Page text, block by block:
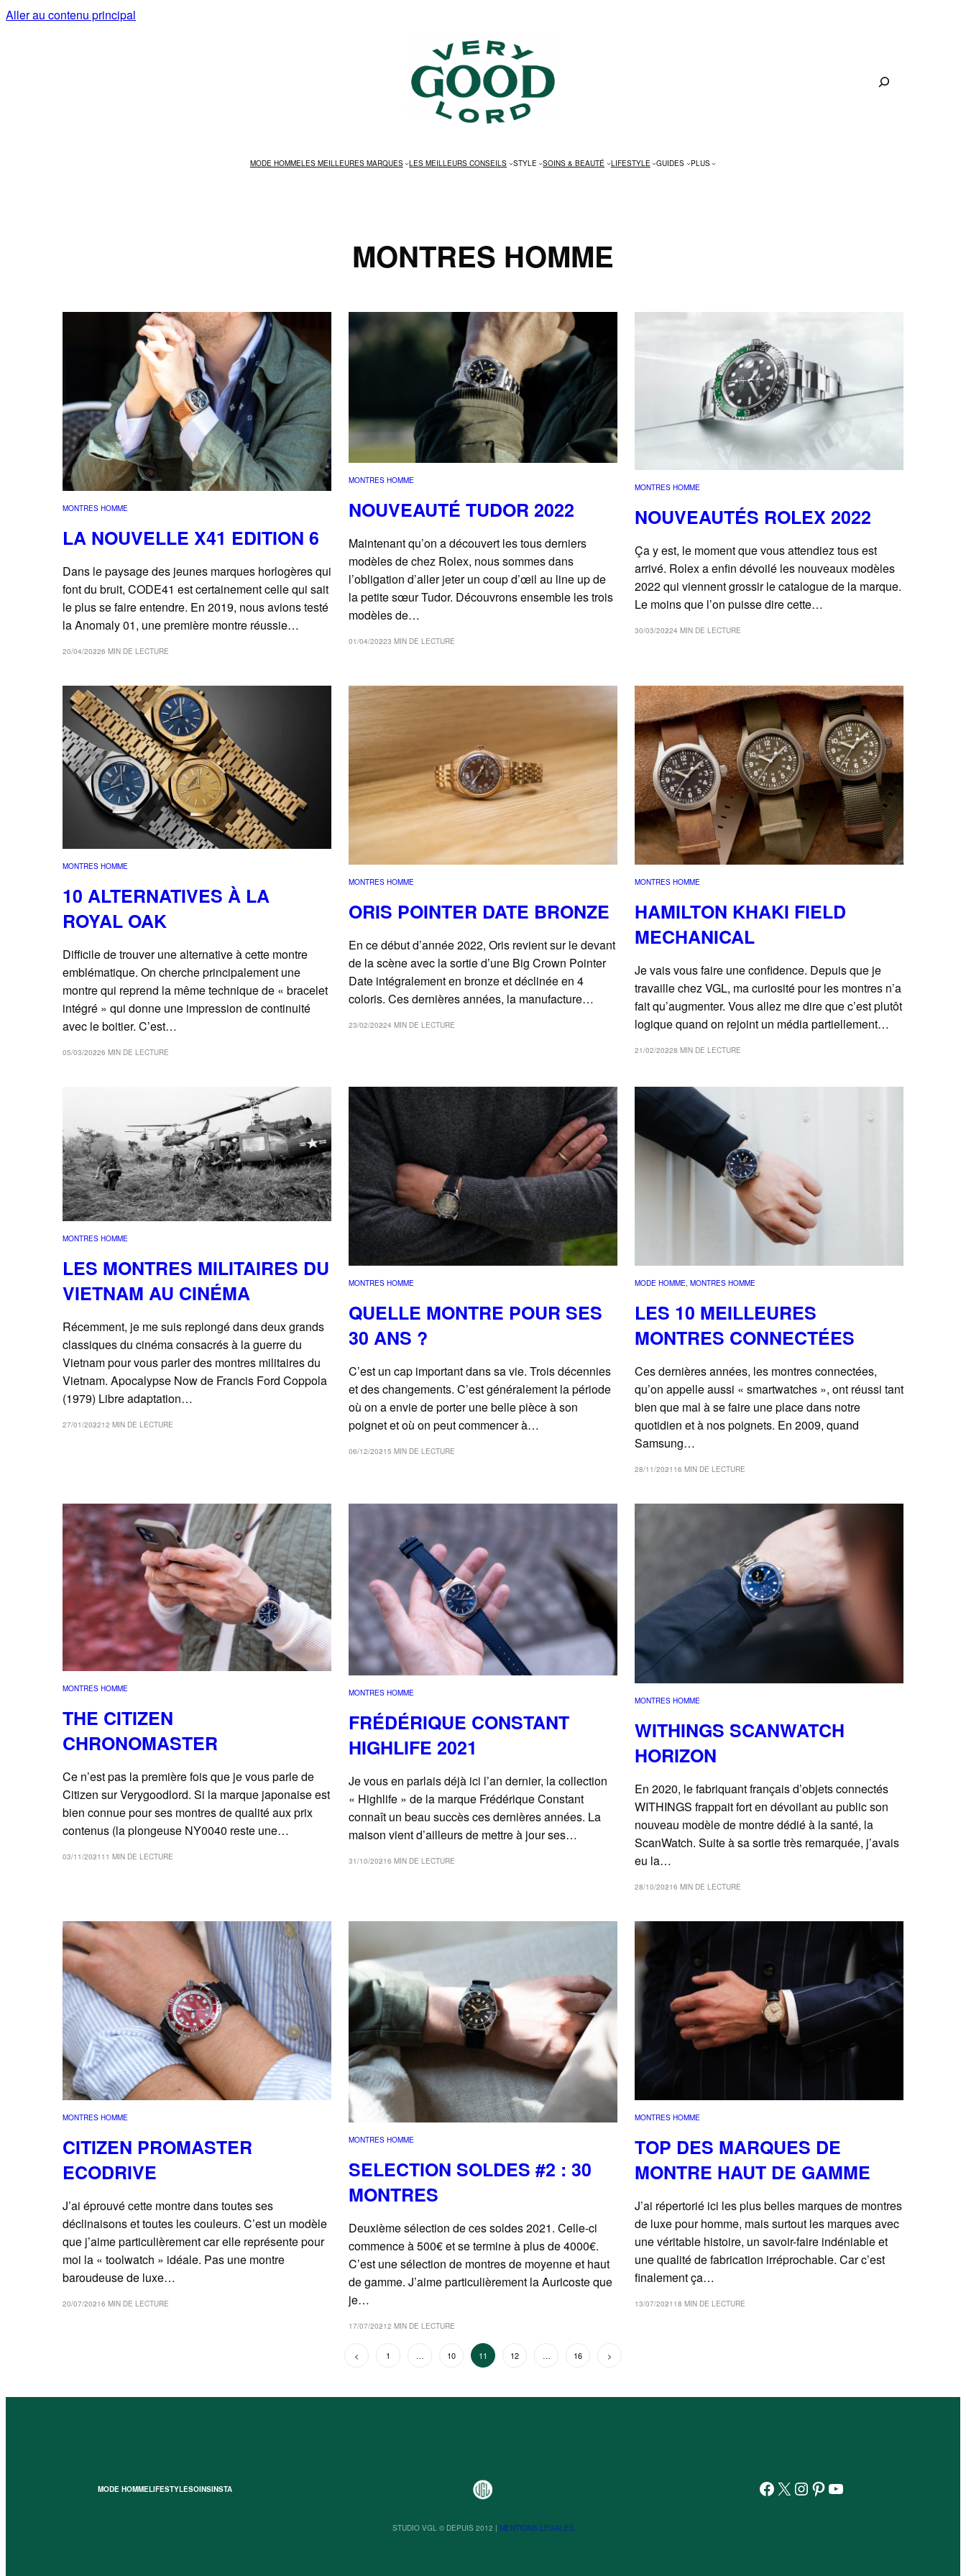
Aller au contenu principal
MODE HOMMELES MEILLEURES MARQUES LES MEILLEURS CONSEILS STYLE SOINS & BEAUTÉ LIFESTYLE GUIDES PLUS
MONTRES HOMME
MONTRES HOMME
LA NOUVELLE X41 EDITION 6
Dans le paysage des jeunes marques horlogères qui
font du bruit, CODE41 est certainement celle qui sait
le plus se faire entendre. En 2019, nous avions testé
la Anomaly 01, une première montre réussie…
20/04/20226 MIN DE LECTURE
MONTRES HOMME
NOUVEAUTÉ TUDOR 2022
Maintenant qu’on a découvert les tous derniers
modèles de chez Rolex, nous sommes dans
l’obligation d’aller jeter un coup d’œil au line up de
la petite sœur Tudor. Découvrons ensemble les trois
modèles de…
01/04/20223 MIN DE LECTURE
MONTRES HOMME
NOUVEAUTÉS ROLEX 2022
Ça y est, le moment que vous attendiez tous est
arrivé. Rolex a enfin dévoilé les nouveaux modèles
2022 qui viennent grossir le catalogue de la marque.
Le moins que l’on puisse dire cette…
30/03/20224 MIN DE LECTURE
MONTRES HOMME
10 ALTERNATIVES À LA
ROYAL OAK
Difficile de trouver une alternative à cette montre
emblématique. On cherche principalement une
montre qui reprend la même technique de « bracelet
intégré » qui donne une impression de continuité
avec le boitier. C’est…
05/03/20226 MIN DE LECTURE
MONTRES HOMME
ORIS POINTER DATE BRONZE
En ce début d’année 2022, Oris revient sur le devant
de la scène avec la sortie d’une Big Crown Pointer
Date intégralement en bronze et déclinée en 4
coloris. Ces dernières années, la manufacture…
23/02/20224 MIN DE LECTURE
MONTRES HOMME
HAMILTON KHAKI FIELD
MECHANICAL
Je vais vous faire une confidence. Depuis que je
travaille chez VGL, ma curiosité pour les montres n’a
fait qu’augmenter. Vous allez me dire que c’est plutôt
logique quand on rejoint un média partiellement…
21/02/20228 MIN DE LECTURE
MONTRES HOMME
LES MONTRES MILITAIRES DU
VIETNAM AU CINÉMA
Récemment, je me suis replongé dans deux grands
classiques du cinéma consacrés à la guerre du
Vietnam pour vous parler des montres militaires du
Vietnam. Apocalypse Now de Francis Ford Coppola
(1979) Libre adaptation…
27/01/202212 MIN DE LECTURE
MONTRES HOMME
QUELLE MONTRE POUR SES
30 ANS ?
C’est un cap important dans sa vie. Trois décennies
et des changements. C’est généralement la période
où on a envie de porter une belle pièce à son
poignet et où on peut commencer à…
06/12/20215 MIN DE LECTURE
MODE HOMME, MONTRES HOMME
LES 10 MEILLEURES
MONTRES CONNECTÉES
Ces dernières années, les montres connectées,
qu’on appelle aussi « smartwatches », ont réussi tant
bien que mal à se faire une place dans notre
quotidien et à nos poignets. En 2009, quand
Samsung…
28/11/2021 16 MIN DE LECTURE
MONTRES HOMME
THE CITIZEN
CHRONOMASTER
Ce n’est pas la première fois que je vous parle de
Citizen sur Verygoodlord. Si la marque japonaise est
bien connue pour ses montres de qualité aux prix
contenus (la plongeuse NY0040 reste une…
03/11/2021 11 MIN DE LECTURE
MONTRES HOMME
FRÉDÉRIQUE CONSTANT
HIGHLIFE 2021
Je vous en parlais déjà ici l’an dernier, la collection
« Highlife » de la marque Frédérique Constant
connaît un beau succès ces dernières années. La
maison vient d’ailleurs de mettre à jour ses…
31/10/20216 MIN DE LECTURE
MONTRES HOMME
WITHINGS SCANWATCH
HORIZON
En 2020, le fabriquant français d’objets connectés
WITHINGS frappait fort en dévoilant au public son
nouveau modèle de montre dédié à la santé, la
ScanWatch. Suite à sa sortie très remarquée, j’avais
eu la…
28/10/20216 MIN DE LECTURE
MONTRES HOMME
CITIZEN PROMASTER
ECODRIVE
J’ai éprouvé cette montre dans toutes ses
déclinaisons et toutes les couleurs. C’est un modèle
que j’aime particulièrement car elle représente pour
moi la « toolwatch » idéale. Pas une montre
baroudeuse de luxe…
20/07/20216 MIN DE LECTURE
MONTRES HOMME
SELECTION SOLDES #2 : 30
MONTRES
Deuxième sélection de ces soldes 2021. Celle-ci
commence à 500€ et se termine à plus de 4000€.
C’est une sélection de montres de moyenne et haut
de gamme. J’aime particulièrement la Auricoste que
je…
17/07/20212 MIN DE LECTURE
MONTRES HOMME
TOP DES MARQUES DE
MONTRE HAUT DE GAMME
J’ai répertorié ici les plus belles marques de montres
de luxe pour homme, mais surtout les marques avec
une véritable histoire, un savoir-faire indéniable et
une qualité de fabrication irréprochable. Car c’est
finalement ça…
13/07/2021 18 MIN DE LECTURE
PAGINATION
PUBLICATIONS
Précédent 1 … 10 11 12 … 16 Suivant
MODE HOMMELIFESTYLESOINSINSTA Facebook
X Instagram
Pinterest
YouTube
STUDIO VGL © DEPUIS 2012 | MENTIONS LEGALES